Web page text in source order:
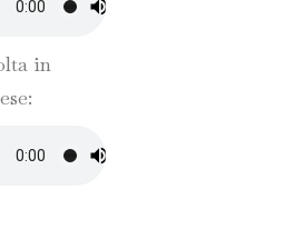
in